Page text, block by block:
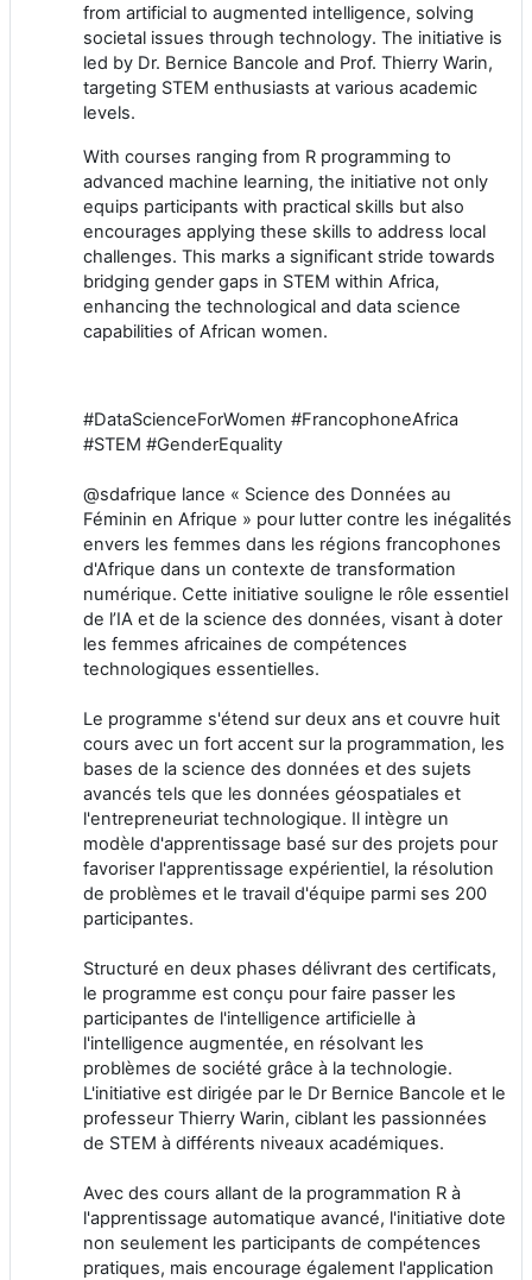
from artificial to augmented intelligence, solving
societal issues through technology. The initiative is
led by Dr. Bernice Bancole and Prof. Thierry Warin,
targeting STEM enthusiasts at various academic
levels.
With courses ranging from R programming to
advanced machine learning, the initiative not only
equips participants with practical skills but also
encourages applying these skills to address local
challenges. This marks a significant stride towards
bridging gender gaps in STEM within Africa,
enhancing the technological and data science
capabilities of African women.
#DataScienceForWomen #FrancophoneAfrica
#STEM #GenderEquality
@sdafrique lance « Science des Données au
Féminin en Afrique » pour lutter contre les inégalités
envers les femmes dans les régions francophones
d'Afrique dans un contexte de transformation
numérique. Cette initiative souligne le rôle essentiel
de l’IA et de la science des données, visant à doter
les femmes africaines de compétences
technologiques essentielles.
Le programme s'étend sur deux ans et couvre huit
cours avec un fort accent sur la programmation, les
bases de la science des données et des sujets
avancés tels que les données géospatiales et
l'entrepreneuriat technologique. Il intègre un
modèle d'apprentissage basé sur des projets pour
favoriser l'apprentissage expérientiel, la résolution
de problèmes et le travail d'équipe parmi ses 200
participantes.
Structuré en deux phases délivrant des certificats,
le programme est conçu pour faire passer les
participantes de l'intelligence artificielle à
l'intelligence augmentée, en résolvant les
problèmes de société grâce à la technologie.
L'initiative est dirigée par le Dr Bernice Bancole et le
professeur Thierry Warin, ciblant les passionnées
de STEM à différents niveaux académiques.
Avec des cours allant de la programmation R à
l'apprentissage automatique avancé, l'initiative dote
non seulement les participants de compétences
pratiques, mais encourage également l'application